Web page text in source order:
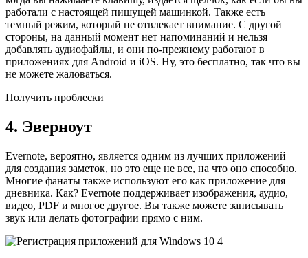
работали с настоящей пишущей машинкой. Также есть
темный режим, который не отвлекает внимание. С другой
стороны, на данный момент нет напоминаний и нельзя
добавлять аудиофайлы, и они по-прежнему работают в
приложениях для Android и iOS. Ну, это бесплатно, так что вы
не можете жаловаться.
Получить проблески
4. Эверноут
Evernote, вероятно, является одним из лучших приложений
для создания заметок, но это еще не все, на что оно способно.
Многие фанаты также используют его как приложение для
дневника. Как? Evernote поддерживает изображения, аудио,
видео, PDF и многое другое. Вы также можете записывать
звук или делать фотографии прямо с ним.